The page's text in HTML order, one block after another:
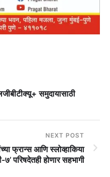
समुदायासाठी
NEXT POST
फ्रान्स आणि स्लोव्हाकिया
७’ परिषदेतही होणार सहभागी